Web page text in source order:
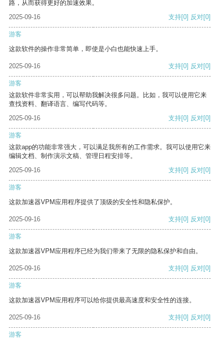
路，从而获得更好的加速效果。
2025-09-16
支持[0] 反对[0]
游客
这款软件的操作非常简单，即使是小白也能快速上手。
2025-09-16 支持[0] 反对[0]
游客
这款软件非常实用，可以帮助我解决很多问题。比如，我可以使用它来
查找资料、翻译语言、编写代码等。
2025-09-16
支持[0] 反对[0]
游客
这款app的功能非常强大，可以满足我所有的工作需求。我可以使用它来
编辑文档、制作演示文稿、管理日程安排等。
2025-09-16
支持[0] 反对[0]
游客
这款加速器VPM应用程序提供了顶级的安全性和隐私保护。
2025-09-16 支持[0] 反对[0]
游客
这款加速器VPM应用程序已经为我们带来了无限的隐私保护和自由。
2025-09-16 支持[0] 反对[0]
游客
这款加速器VPM应用程序可以给你提供最高速度和安全性的连接。
2025-09-16 支持[0] 反对[0]
游客